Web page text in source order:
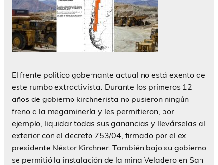
El frente político gobernante actual no está exento de
este rumbo extractivista. Durante los primeros 12
años de gobierno kirchnerista no pusieron ningún
freno a la megaminería y les permitieron, por
ejemplo, liquidar todas sus ganancias y llevárselas al
exterior con el decreto 753/04, firmado por el ex
presidente Néstor Kirchner. También bajo su gobierno
se permitió la instalación de la mina Veladero en San